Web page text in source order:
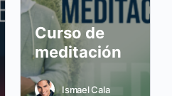
Curso de
meditación
Ismael Cala